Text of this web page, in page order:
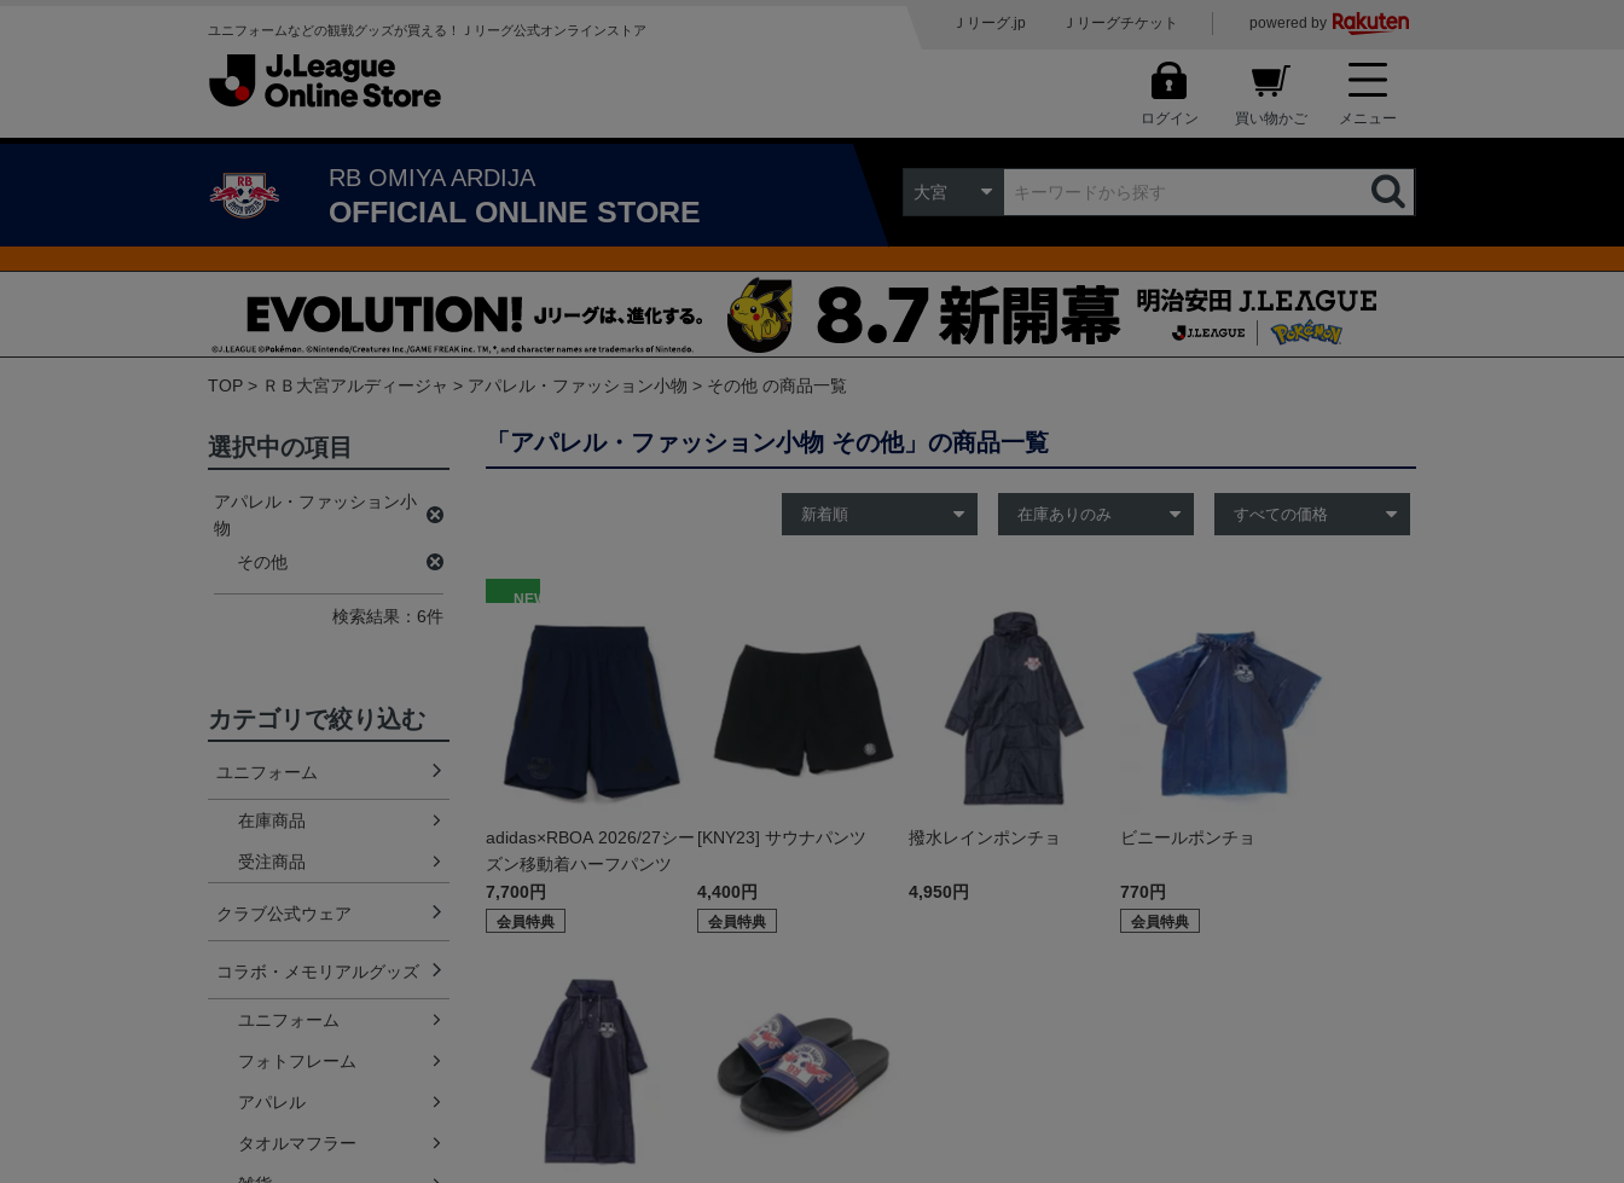
ユニフォームなどの観戦グッズが買える！Ｊリーグ公式オンラインストア Ｊリーグ.jp Ｊリーグチケット powered by
ログイン 買い物かご メニュー
RB OMIYA ARDIJA
OFFICIAL ONLINE STORE
大宮
TOP ＲＢ大宮アルディージャ アパレル・ファッション小物 その他 の商品一覧
「アパレル・ファッション小物 その他」の商品一覧
NEW
adidas×RBOA 2026/27シー
ズン移動着ハーフパンツ
7,700円
会員特典
[KNY23] サウナパンツ
4,400円
会員特典
撥水レインポンチョ
4,950円
ビニールポンチョ
770円
会員特典
選択中の項目
アパレル・ファッション小
物
その他
検索結果：6件
カテゴリで絞り込む
ユニフォーム
在庫商品
受注商品
クラブ公式ウェア
コラボ・メモリアルグッズ
ユニフォーム
フォトフレーム
アパレル
タオルマフラー